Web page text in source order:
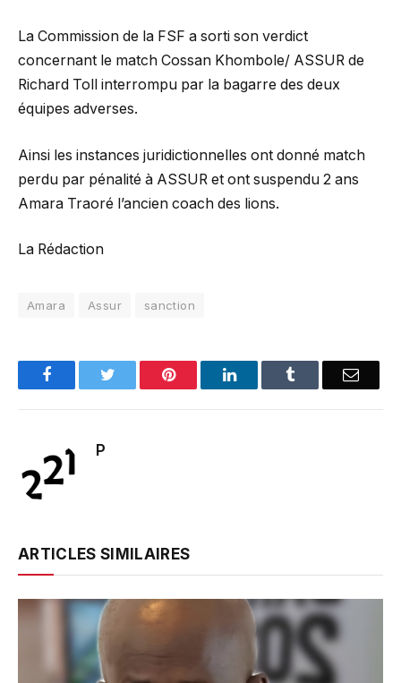
La Commission de la FSF a sorti son verdict
concernant le match Cossan Khombole/ ASSUR de
Richard Toll interrompu par la bagarre des deux
équipes adverses.
Ainsi les instances juridictionnelles ont donné match
perdu par pénalité à ASSUR et ont suspendu 2 ans
Amara Traoré l’ancien coach des lions.
La Rédaction
Amara Assur sanction
FacebookTwitter Pinterest LinkedInTumblr Email
P
ARTICLES SIMILAIRES